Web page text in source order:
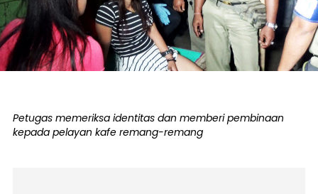
Petugas memeriksa identitas dan memberi pembinaan
kepada pelayan kafe remang-remang